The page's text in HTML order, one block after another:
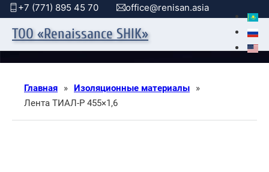
+7 (771) 895 45 70 office@renisan.asia
ТОО «Renaissance SHIK»
Главная » Изоляционные материалы
»
Лента ТИАЛ-Р 455×1,6